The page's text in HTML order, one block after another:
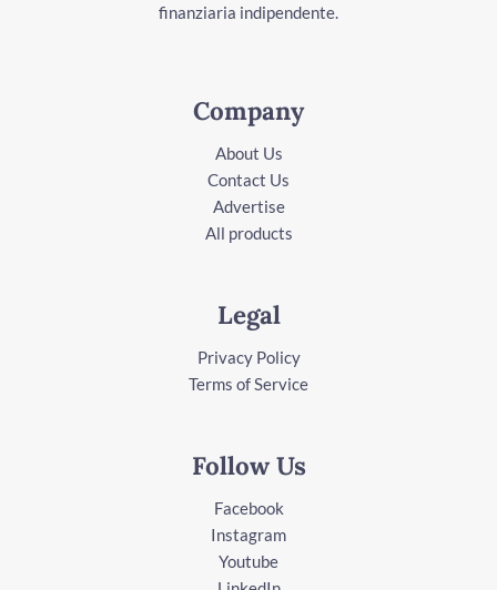
finanziaria indipendente.
Company
About Us
Contact Us
Advertise
All products
Legal
Privacy Policy
Terms of Service
Follow Us
Facebook
Instagram
Youtube